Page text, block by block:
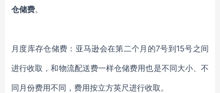
仓储费。
月度库存仓储费：亚马逊会在第二个月的7号到15号之间
进行收取，和物流配送费一样仓储费用也是不同大小、不
同月份费用不同，费用按立方英尺进行收取。